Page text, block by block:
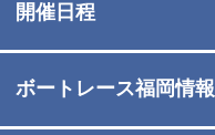
開催日程
ボートレース福岡情報